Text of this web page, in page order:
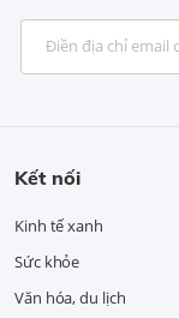
Kết nối
Kinh tế xanh
Sức khỏe
Văn hóa, du lịch